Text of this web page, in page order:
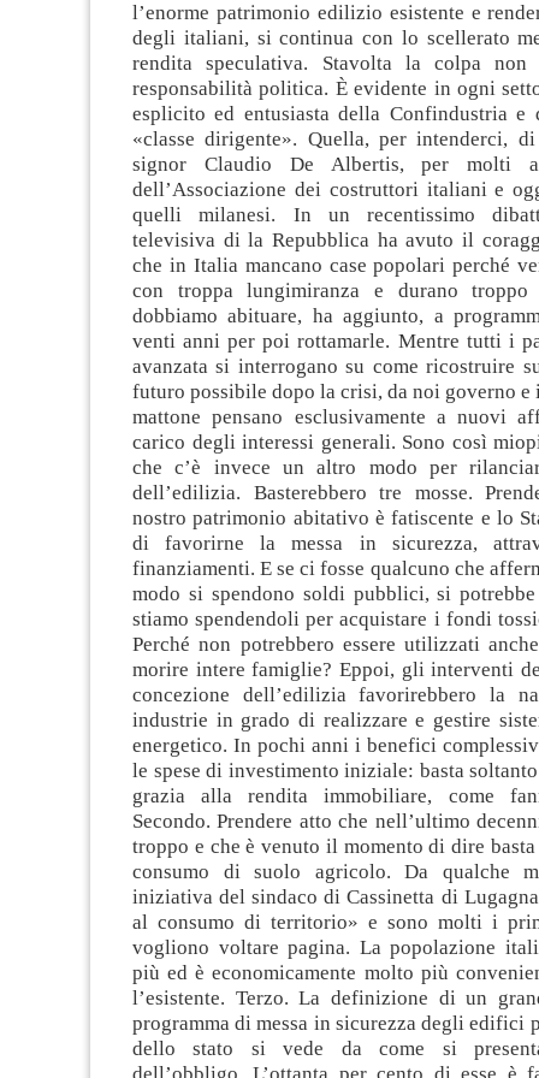
l’enorme patrimonio edilizio esistente e
degli italiani, si continua con lo scellerato
rendita speculativa. Stavolta la colpa
responsabilità politica. È evidente in ogni
esplicito ed entusiasta della Confindustria e
«classe dirigente». Quella, per intenderci,
signor Claudio De Albertis, per molti
dell’Associazione dei costruttori italiani e
quelli milanesi. In un recentissimo
televisiva di la Repubblica ha avuto il
che in Italia mancano case popolari perché
con troppa lungimiranza e durano
dobbiamo abituare, ha aggiunto, a
venti anni per poi rottamarle. Mentre tutti i
avanzata si interrogano su come ricostruire
futuro possibile dopo la crisi, da noi governo
mattone pensano esclusivamente a nuovi
carico degli interessi generali. Sono così
che c’è invece un altro modo per
dell’edilizia. Basterebbero tre mosse.
nostro patrimonio abitativo è fatiscente e lo
di favorirne la messa in sicurezza,
finanziamenti. E se ci fosse qualcuno che
modo si spendono soldi pubblici, si
stiamo spendendoli per acquistare i fondi
Perché non potrebbero essere utilizzati
morire intere famiglie? Eppoi, gli interventi
concezione dell’edilizia favorirebbero la
industrie in grado di realizzare e gestire
energetico. In pochi anni i benefici
le spese di investimento iniziale: basta
grazia alla rendita immobiliare, come
Secondo. Prendere atto che nell’ultimo
troppo e che è venuto il momento di dire
consumo di suolo agricolo. Da qualche
iniziativa del sindaco di Cassinetta di
al consumo di territorio» e sono molti i
vogliono voltare pagina. La popolazione
più ed è economicamente molto più
l’esistente. Terzo. La definizione di un
programma di messa in sicurezza degli
dello stato si vede da come si